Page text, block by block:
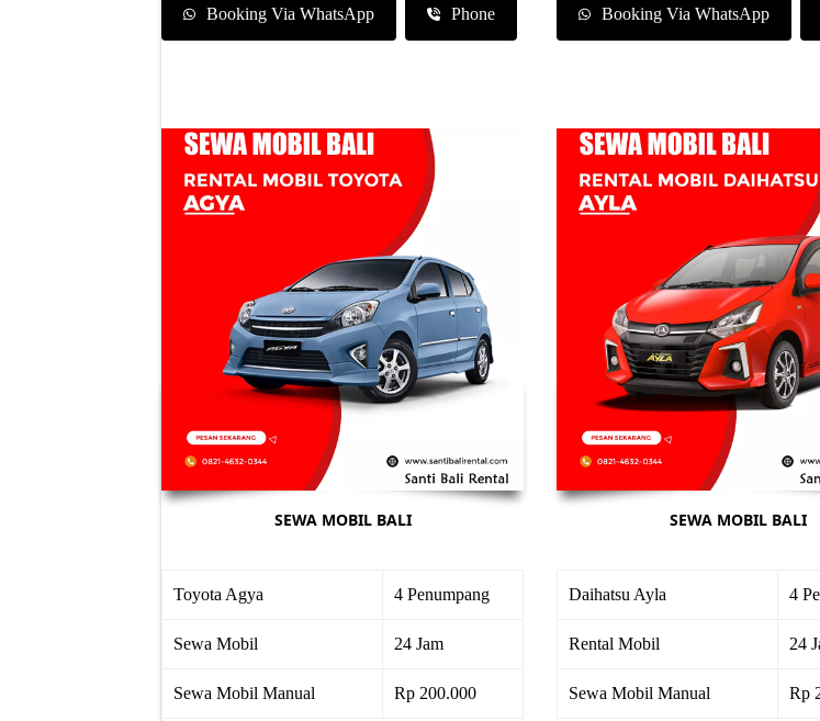
Booking Via WhatsApp Phone Booking Via WhatsApp
SEWA MOBIL BALI
Toyota Agya 4 Penumpang
Sewa Mobil 24 Jam
Sewa Mobil Manual Rp 200.000
SEWA MOBIL BALI
Daihatsu Ayla 4
Rental Mobil 24
Sewa Mobil Manual Rp